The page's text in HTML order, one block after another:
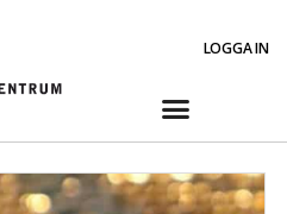
LOGGA IN